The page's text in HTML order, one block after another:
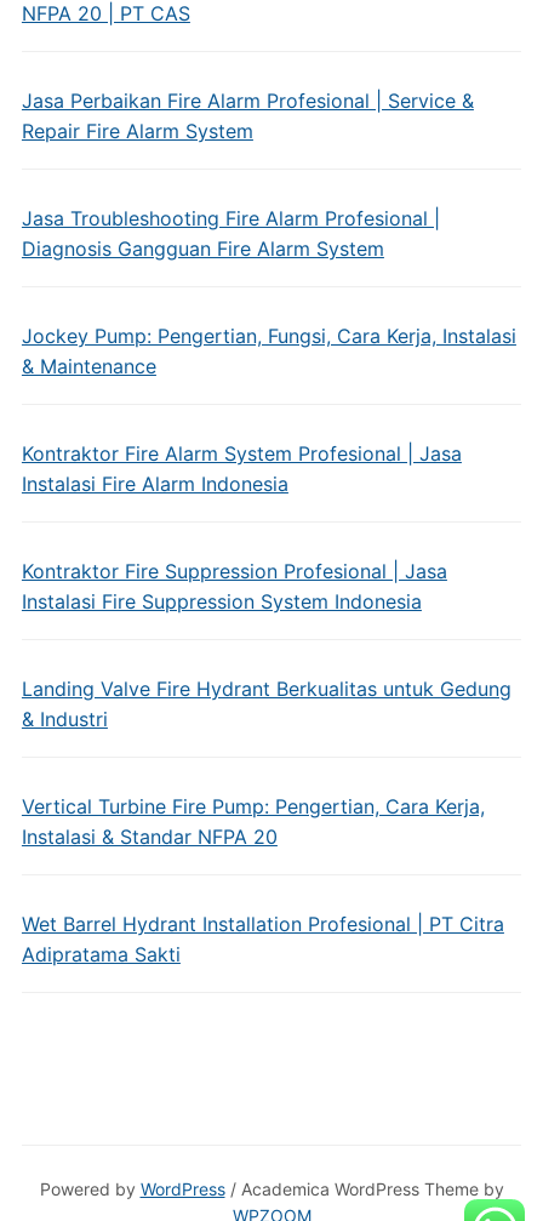
NFPA 20 | PT CAS
Jasa Perbaikan Fire Alarm Profesional | Service &
Repair Fire Alarm System
Jasa Troubleshooting Fire Alarm Profesional |
Diagnosis Gangguan Fire Alarm System
Jockey Pump: Pengertian, Fungsi, Cara Kerja, Instalasi
& Maintenance
Kontraktor Fire Alarm System Profesional | Jasa
Instalasi Fire Alarm Indonesia
Kontraktor Fire Suppression Profesional | Jasa
Instalasi Fire Suppression System Indonesia
Landing Valve Fire Hydrant Berkualitas untuk Gedung
& Industri
Vertical Turbine Fire Pump: Pengertian, Cara Kerja,
Instalasi & Standar NFPA 20
Wet Barrel Hydrant Installation Profesional | PT Citra
Adipratama Sakti
Powered by WordPress/ Academica WordPress Theme by
WPZOOM